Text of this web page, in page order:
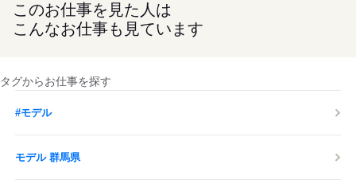
このお仕事を見た人は
こんなお仕事も見ています
タグからお仕事を探す
#モデル
モデル 群馬県